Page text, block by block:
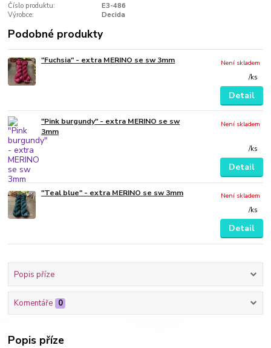
Číslo produktu:
E3-486
Výrobce:
Decida
Podobné produkty
"Fuchsia" - extra MERINO se sw 3mm
/ks
Není skladem
Detail
"Pink burgundy" - extra MERINO se sw
3mm
/ks
Není skladem
Detail
"Teal blue" - extra MERINO se sw 3mm
/ks
Není skladem
Detail
Popis příze
Komentáře 0
Popis příze